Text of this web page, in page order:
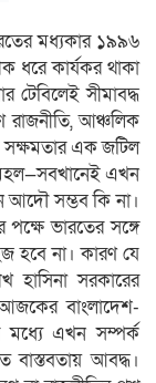
মধ্যকার ১৯৯৬
ধরে কার্যকর থাকা
সীমাবদ্ধ
রাজনীতি, আঞ্চলিক
সক্ষমতার এক জটিল
মহল—সবখানেই এখন
আদৌ সম্ভব কি না।
ভারতের সঙ্গে
হবে না। কারণ যে
হাসিনা সরকারের
বাংলাদেশ-
এখন সম্পর্ক
বাস্তবতায় আবদ্ধ।